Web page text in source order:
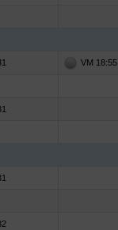
VM 18:55